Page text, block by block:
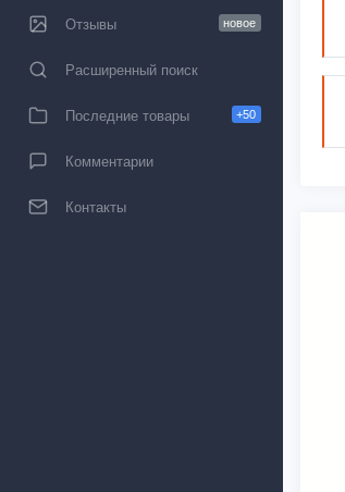
Отзывы новое
Расширенный поиск
Последние товары +50
Комментарии
Контакты